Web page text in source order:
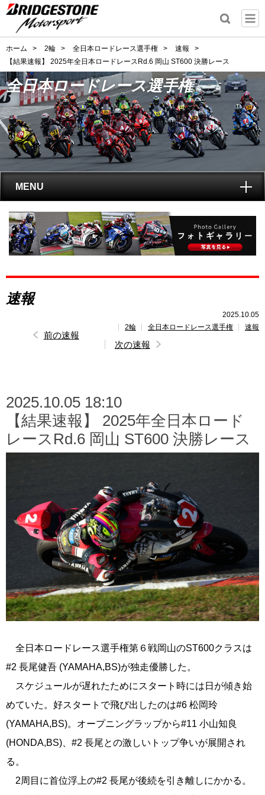
ホーム > 2輪 > 全日本ロードレース選手権 > 速報
>
【結果速報】 2025年全日本ロードレースRd.6 岡山 ST600 決勝レース
全日本ロードレース選手権
MENU
トップ
全日本ロードレース選手権とは?
レポート
速報
レース開催スケジュール
速報
2025.10.05
2輪
全日本ロードレース選手権 速報
前の速報
次の速報
2025.10.05 18:10
【結果速報】 2025年全日本ロード
レースRd.6 岡山 ST600 決勝レース
全日本ロードレース選手権第６戦岡山のST600クラスは
#2 長尾健吾 (YAMAHA,BS)が独走優勝した。
スケジュールが遅れたためにスタート時には日が傾き始
めていた。好スタートで飛び出したのは#6 松岡玲
(YAMAHA,BS)。オープニングラップから#11 小山知良
(HONDA,BS)、#2 長尾との激しいトップ争いが展開され
る。
2周目に首位浮上の#2 長尾が後続を引き離しにかかる。